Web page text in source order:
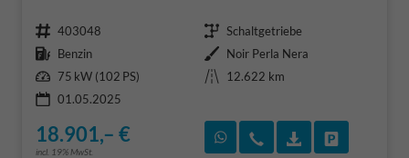
Fahrzeugnr. 403048 Getriebe Schaltgetriebe
Kraftstoff Benzin Außenfarbe Noir Perla Nera
Leistung 75 kW (102 PS) Kilometerstand
12.622 km
01.05.2025
18.901,– €
incl. 19% MwSt.
Rückruf vereinbaren
Wir rufen Sie an